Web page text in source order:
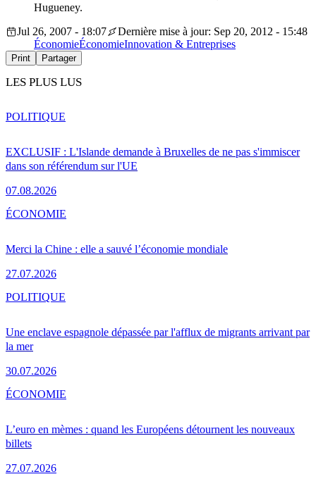
Hugueney.
Jul 26, 2007 - 18:07
Dernière mise à jour: Sep 20, 2012 - 15:48
ÉconomieÉconomieInnovation & Entreprises
Print Partager
LES PLUS LUS
EXCLUSIF : L'Islande demande à Bruxelles de ne pas s'immiscer
dans son référendum sur l'UE
07.08.2026
POLITIQUE
Merci la Chine : elle a sauvé l’économie mondiale
27.07.2026
ÉCONOMIE
Une enclave espagnole dépassée par l'afflux de migrants arrivant par
la mer
30.07.2026
POLITIQUE
L’euro en mèmes : quand les Européens détournent les nouveaux
billets
27.07.2026
ÉCONOMIE